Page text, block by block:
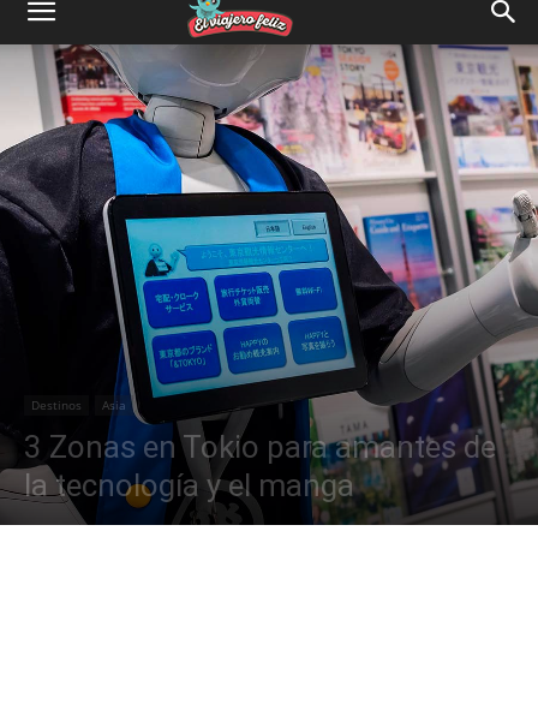
Destinos Asia
3 Zonas en Tokio para amantes de
la tecnología y el manga